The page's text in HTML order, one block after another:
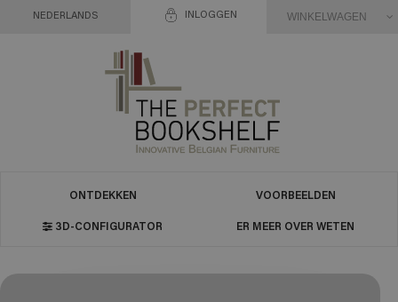
INLOGGEN
NEDERLANDS WINKELWAGEN
ONTDEKKEN VOORBEELDEN
3D-CONFIGURATOR ER MEER OVER WETEN